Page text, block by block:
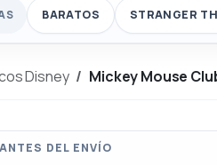
BARATOS STRANGER
Disney Mickey Mouse